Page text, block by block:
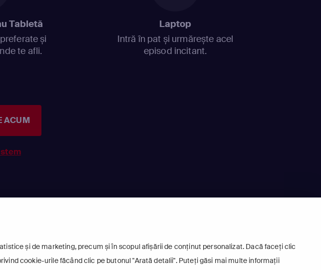
și de marketing, precum și în scopul afișării de conținut personalizat. Dacă faceți clic
cookie-urile făcând clic pe butonul "Arată detalii". Puteți găsi mai multe informații
Tabletă
și
te afli.
Laptop
Intră în pat și urmărește acel
episod incitant.
ACUM